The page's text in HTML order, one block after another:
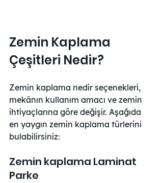
Zemin Kaplama
Çeşitleri Nedir?
Zemin kaplama nedir seçenekleri,
mekânın kullanım amacı ve zemin
ihtiyaçlarına göre değişir. Aşağıda
en yaygın zemin kaplama türlerini
bulabilirsiniz:
Zemin kaplama Laminat
Parke